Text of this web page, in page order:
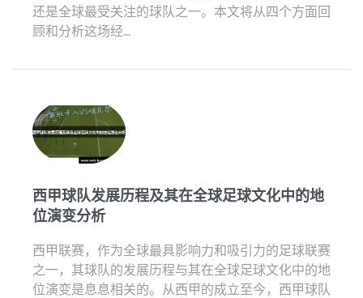
还是全球最受关注的球队之一。本文将从四个方面回
顾和分析这场经...
西甲球队发展历程及其在全球足球文化中的地
位演变分析
西甲联赛，作为全球最具影响力和吸引力的足球联赛
之一，其球队的发展历程与其在全球足球文化中的地
位演变是息息相关的。从西甲的成立至今，西甲球队